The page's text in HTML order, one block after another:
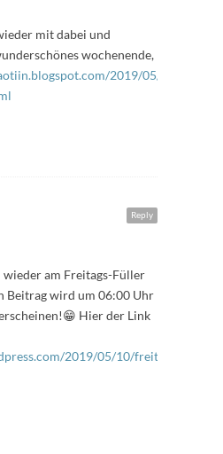
mit dabei und
wochenende,
2019/05/
Reply
wieder am Freitags-Füller
Beitrag wird um 06:00 Uhr
Hier der Link
2019/05/10/freitags-